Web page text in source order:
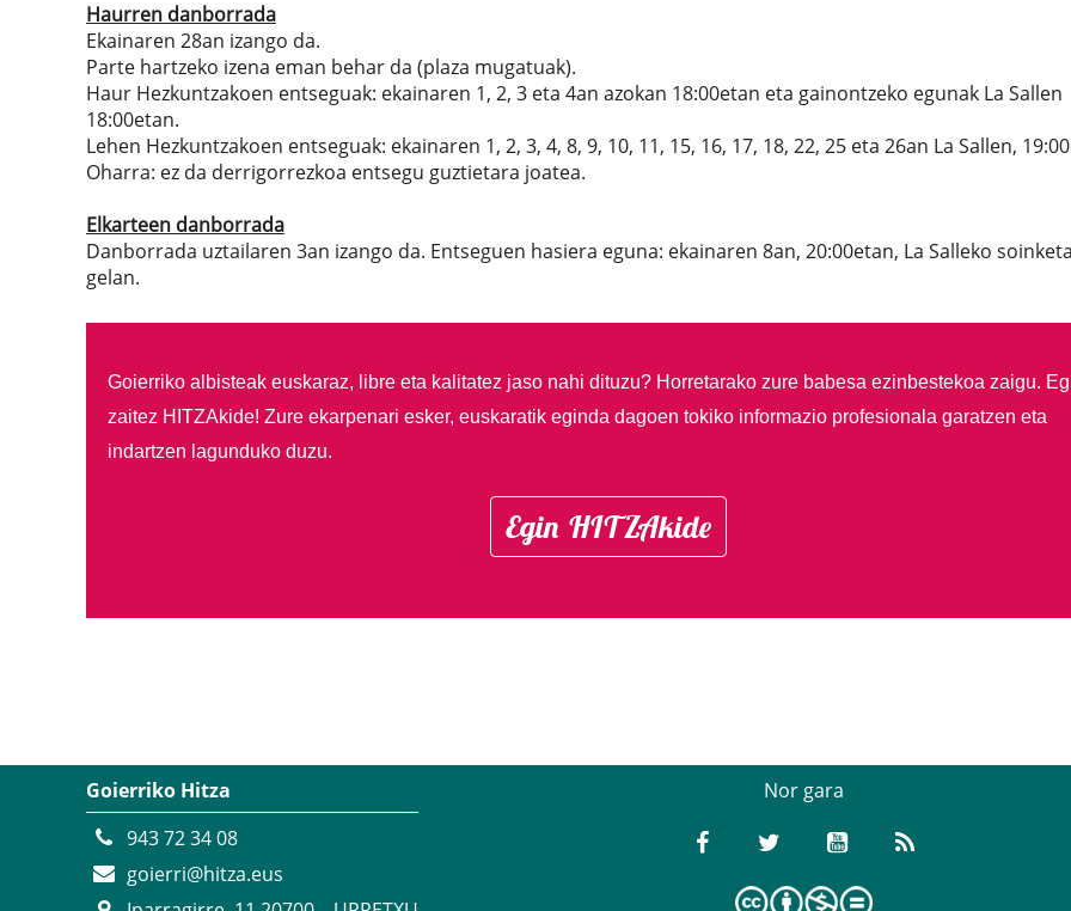
Haurren danborrada
Ekainaren 28an izango da.
Parte hartzeko izena eman behar da (plaza mugatuak).
Haur Hezkuntzakoen entseguak: ekainaren 1, 2, 3 eta 4an azokan 18:00etan eta gainontzeko egunak La Sallen
18:00etan.
Lehen Hezkuntzakoen entseguak: ekainaren 1, 2, 3, 4, 8, 9, 10, 11, 15, 16, 17, 18, 22, 25 eta 26an La Sallen,
Oharra: ez da derrigorrezkoa entsegu guztietara joatea.
Elkarteen danborrada
Danborrada uztailaren 3an izango da. Entseguen hasiera eguna: ekainaren 8an, 20:00etan, La Salleko soinketa
gelan.
Goierriko albisteak euskaraz, libre eta kalitatez jaso nahi dituzu? Horretarako zure babesa ezinbestekoa zaigu.
zaitez HITZAkide! Zure ekarpenari esker, euskaratik eginda dagoen tokiko informazio profesionala garatzen eta
indartzen lagunduko duzu.
Egin HITZAkide
Goierriko Hitza
943 72 34 08
goierri@hitza.eus
Nor gara